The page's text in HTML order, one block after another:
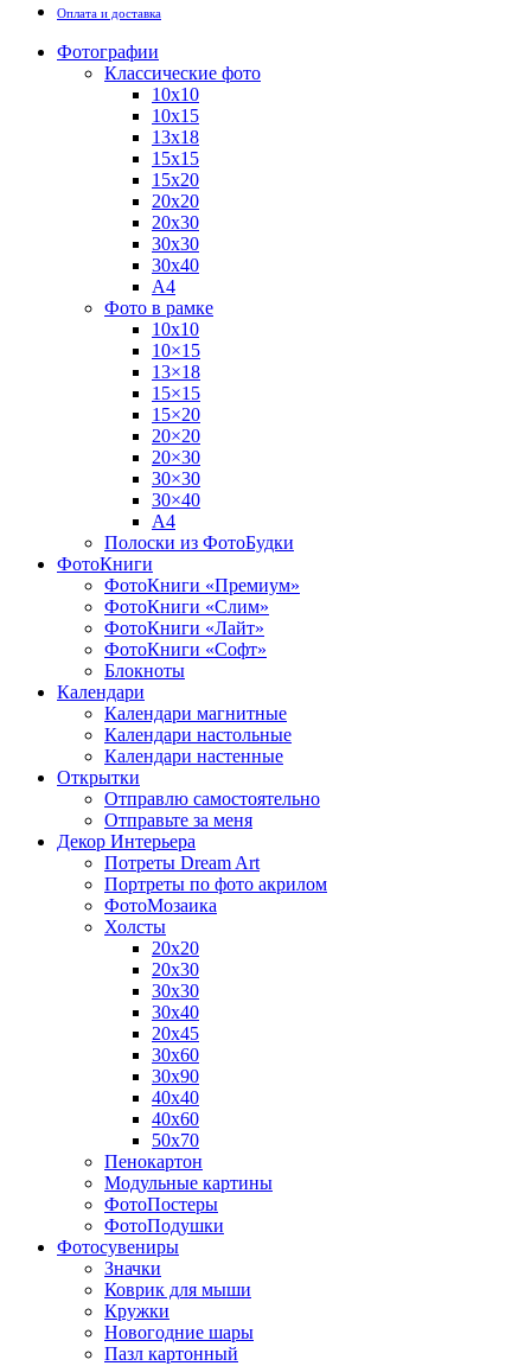
Оплата и доставка
Фотографии
Классические фото
10х10
10х15
13х18
15х15
15х20
20х20
20х30
30х30
30х40
А4
Фото в рамке
10х10
10×15
13×18
15×15
15×20
20×20
20×30
30×30
30×40
A4
Полоски из ФотоБудки
ФотоКниги
ФотоКниги «Премиум»
ФотоКниги «Слим»
ФотоКниги «Лайт»
ФотоКниги «Софт»
Блокноты
Календари
Календари магнитные
Календари настольные
Календари настенные
Открытки
Отправлю самостоятельно
Отправьте за меня
Декор Интерьера
Потреты Dream Art
Портреты по фото акрилом
ФотоМозаика
Холсты
20х20
20х30
30х30
30х40
20х45
30х60
30х90
40х40
40х60
50х70
Пенокартон
Модульные картины
ФотоПостеры
ФотоПодушки
Фотоcувениры
Значки
Коврик для мыши
Кружки
Новогодние шары
Пазл картонный